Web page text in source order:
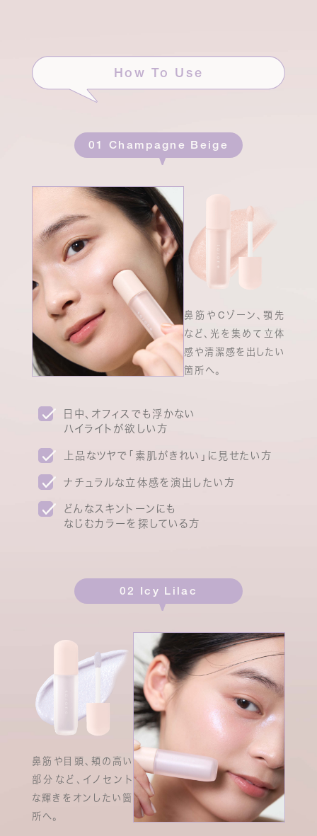
How To Use
01 Champagne Beige
鼻筋やCゾーン、顎先
など、光を集めて立体
感や清潔感を出したい
箇所へ。
日中、オフィスでも浮かない
ハイライトが欲しい方
上品なツヤで「素肌がきれい」に見せたい方
ナチュラルな立体感を演出したい方
どんなスキントーンにも
なじむカラーを探している方
02 Icy Lilac
鼻筋や目頭、頬の高い
部分など、イノセント
な輝きをオンしたい箇
所へ。